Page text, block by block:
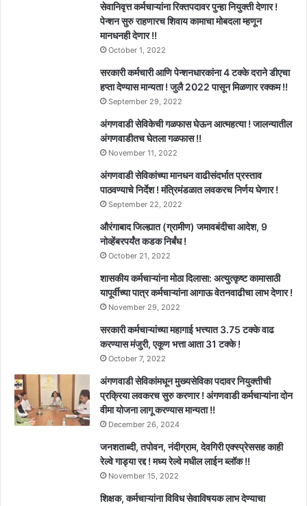
सेवानिवृत्त कर्मचाऱ्यांना रिक्तपदावर पुन्हा नियुक्ती देणार !
पेन्शन सुरु राहणारच शिवाय कामाचा मोबदला म्हणून
मानधनही देणार !!
October 1, 2022
सरकारी कर्मचारी आणि पेन्शनधारकांना 4 टक्के दराने डीएचा
हप्ता देण्यास मान्यता ! जुलै 2022 पासून मिळणार रक्कम !!
September 29, 2022
अंगणवाडी सेविकेची गळफास घेऊन आत्महत्या ! जालन्यातील
अंगणवाडीतच घेतला गळफास !!
November 11, 2022
अंगणवाडी सेविकांच्या मानधन वाढीसंदर्भात प्रस्ताव
पाठवण्याचे निर्देश ! मंत्रिमंडळात लवकरच निर्णय घेणार !
September 22, 2022
औरंगाबाद जिल्ह्यात (ग्रामीण) जमावबंदीचा आदेश, 9
नोव्हेंबरपर्यंत कडक निर्बंध !
October 21, 2022
शासकीय कर्मचाऱ्यांना मोठा दिलासा: अत्युत्कृष्ट कामासाठी
यापूर्वीच्या पात्र कर्मचाऱ्यांना आगाऊ वेतनवाढीचा लाभ देणार !
November 29, 2022
सरकारी कर्मचाऱ्यांच्या महागाई भत्त्यात 3.75 टक्के वाढ
करण्यास मंजुरी, एकूण भत्ता आता 31 टक्के !
October 7, 2022
अंगणवाडी सेविकांमधून मुख्यसेविका पदावर नियुक्तीची
प्रक्रिया लवकरच सुरु करणार ! अंगणवाडी कर्मचाऱ्यांना दोन
वीमा योजना लागू करण्यास मान्यता !!
December 26, 2024
जनशताब्दी, तपोवन, नंदीग्राम, देवगिरी एक्स्प्रेससह काही
रेल्वे गाड्या रद्द ! मध्य रेल्वे मधील लाईन ब्लॉक !!
November 15, 2022
शिक्षक, कर्मचाऱ्यांना विविध सेवाविषयक लाभ देण्याचा